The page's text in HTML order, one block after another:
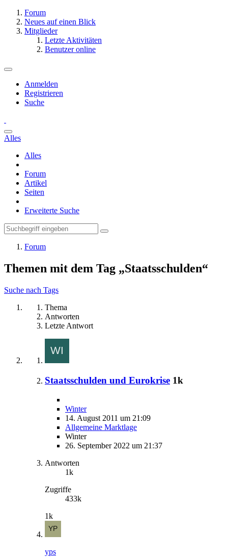
Forum
Neues auf einen Blick
Mitglieder
Letzte Aktivitäten
Benutzer online
Anmelden
Registrieren
Suche
Alles
Alles
Forum
Artikel
Seiten
Erweiterte Suche
Forum
Themen mit dem Tag „Staatsschulden“
Suche nach Tags
Thema
Antworten
Letzte Antwort
Staatsschulden und Eurokrise 1k
Winter
14. August 2011 um 21:09
Allgemeine Marktlage
Winter
26. September 2022 um 21:37
Antworten
1k
Zugriffe
433k
1k
yps